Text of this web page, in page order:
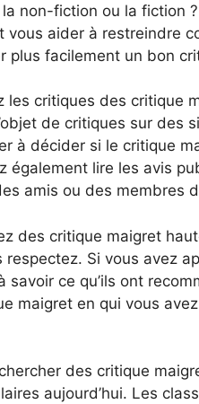
non-fiction ou la fiction
vous aider à restreindre
plus facilement un bon
les critiques des critique
de critiques sur des
à décider si le critique
également lire les avis
amis ou des membres
des critique maigret
respectez. Si vous avez
ce qu’ils ont
maigret en qui vous
des critique
aujourd’hui. Les